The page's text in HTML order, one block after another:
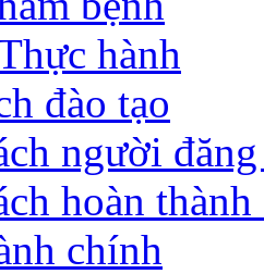
hành
đào tạo
người
hoàn
chính